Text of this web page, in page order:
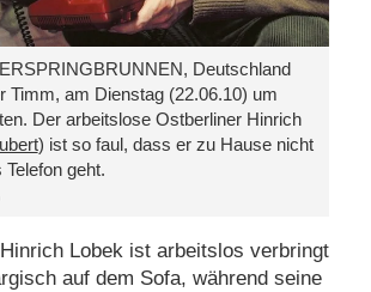
Deutschland
Timm, am Dienstag (22.06.10) um
Der arbeitslose Ostberliner Hinrich
) ist so faul, dass er zu Hause nicht
geht.
Lobek ist arbeitslos verbringt
auf dem Sofa, während seine